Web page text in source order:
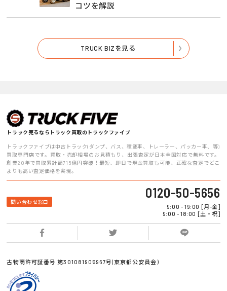
コツを解説
TRUCK BIZを見る
トラック売るならトラック買取のトラックファイブ
トラックファイブは中古トラック(ダンプ、バス、積載車、トレーラー、パッカー車、等)
買取専門店です。買取・売却相場のお見積もり、出張査定が日本全国対応で無料です。
創業20年で買取累計額715億円突破！最短、即日で現金買取も可能、正確な査定でどこ
よりも高い査定価格を実現。
問い合わせ窓口
0120-50-5656
9:00 - 19:00 [月-金]
9:00 - 18:00 [土・祝]
古物商許可証番号 第301081905967号(東京都公安員会)